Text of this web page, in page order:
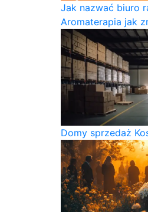
Jak nazwać biuro
Aromaterapia jak
Domy sprzedaż